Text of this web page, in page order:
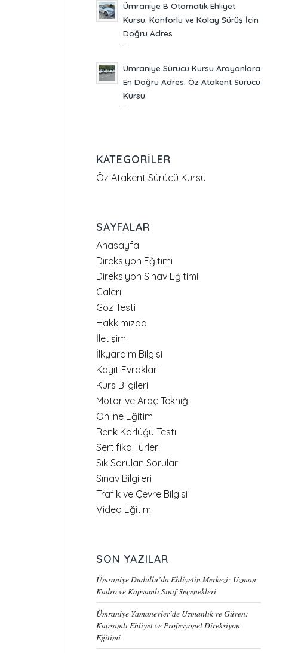
Ümraniye B Otomatik Ehliyet
Kursu: Konforlu ve Kolay Sürüş İçin
Doğru Adres
-
Ümraniye Sürücü Kursu Arayanlara
En Doğru Adres: Öz Atakent Sürücü
Kursu
-
KATEGORILER
Öz Atakent Sürücü Kursu
SAYFALAR
Anasayfa
Direksiyon Eğitimi
Direksiyon Sınav Eğitimi
Galeri
Göz Testi
Hakkımızda
İletişim
İlkyardım Bilgisi
Kayıt Evrakları
Kurs Bilgileri
Motor ve Araç Tekniği
Online Eğitim
Renk Körlüğü Testi
Sertifika Türleri
Sık Sorulan Sorular
Sınav Bilgileri
Trafik ve Çevre Bilgisi
Video Eğitim
SON YAZILAR
Ümraniye Dudullu’da Ehliyetin Merkezi: Uzman
Kadro ve Kapsamlı Sınıf Seçenekleri
Ümraniye Yamanevler’de Uzmanlık ve Güven:
Kapsamlı Ehliyet ve Profesyonel Direksiyon
Eğitimi